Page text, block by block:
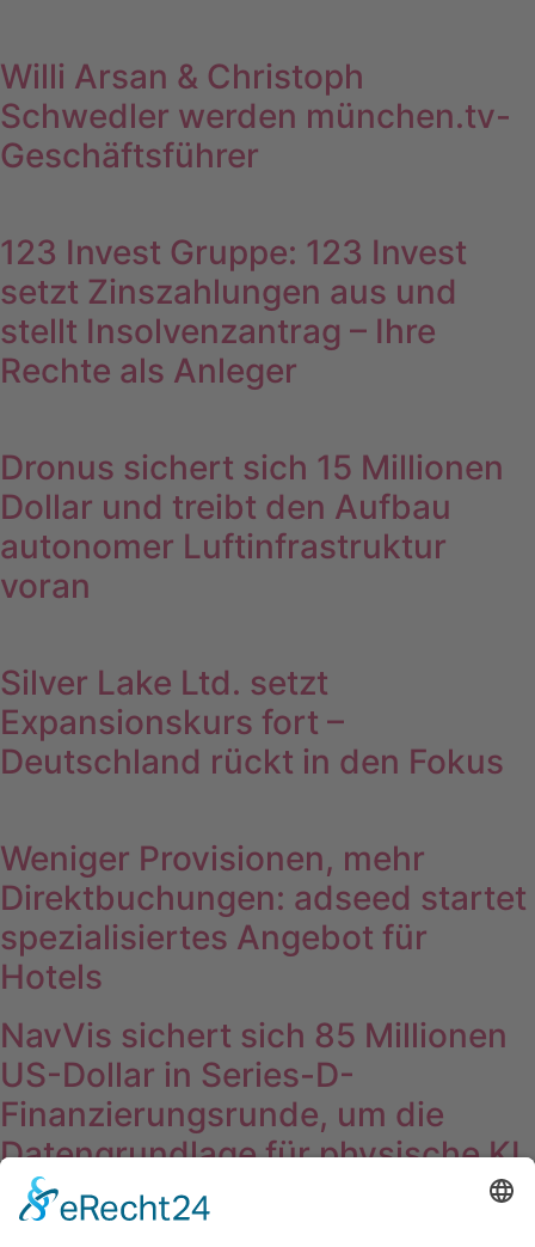
Willi Arsan & Christoph
Schwedler werden münchen.tv-
Geschäftsführer
123 Invest Gruppe: 123 Invest
setzt Zinszahlungen aus und
stellt Insolvenzantrag – Ihre
Rechte als Anleger
Dronus sichert sich 15 Millionen
Dollar und treibt den Aufbau
autonomer Luftinfrastruktur
voran
Silver Lake Ltd. setzt
Expansionskurs fort –
Deutschland rückt in den Fokus
Weniger Provisionen, mehr
Direktbuchungen: adseed startet
spezialisiertes Angebot für
Hotels
NavVis sichert sich 85 Millionen
US-Dollar in Series-D-
Finanzierungsrunde, um die
Datengrundlage für physische KI
bereitzustellen